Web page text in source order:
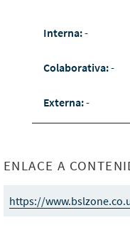
Interna:-
Colaborativa:-
Externa:-
ENLACE A
https://